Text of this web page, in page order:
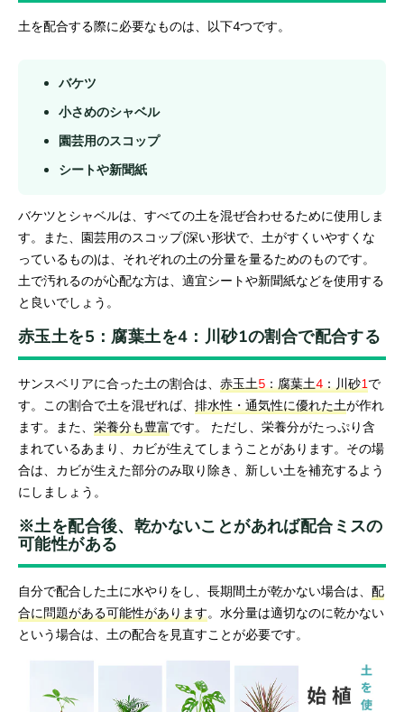
土を配合する際に必要なものは、以下4つです。
バケツ
小さめのシャベル
園芸用のスコップ
シートや新聞紙
バケツとシャベルは、すべての土を混ぜ合わせるために使用しま
す。また、園芸用のスコップ(深い形状で、土がすくいやすくな
っているもの)は、それぞれの土の分量を量るためのものです。
土で汚れるのが心配な方は、適宜シートや新聞紙などを使用する
と良いでしょう。
赤玉土を5：腐葉土を4：川砂1の割合で配合する
サンスベリアに合った土の割合は、 赤玉土5：腐葉土4：川砂1で
す。この割合で土を混ぜれば、 排水性・通気性に優れた土が作れ
ます。また、 栄養分も豊富です。 ただし、栄養分がたっぷり含
まれているあまり、カビが生えてしまうことがあります。その場
合は、カビが生えた部分のみ取り除き、新しい土を補充するよう
にしましょう。
※土を配合後、乾かないことがあれば配合ミスの
可能性がある
自分で配合した土に水やりをし、長期間土が乾かない場合は、 配
合に問題がある可能性があります。水分量は適切なのに乾かない
という場合は、土の配合を見直すことが必要です。